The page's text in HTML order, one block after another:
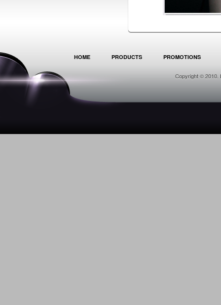
HOME PRODUCTS PROMOTIONS
Copyright © 2010.